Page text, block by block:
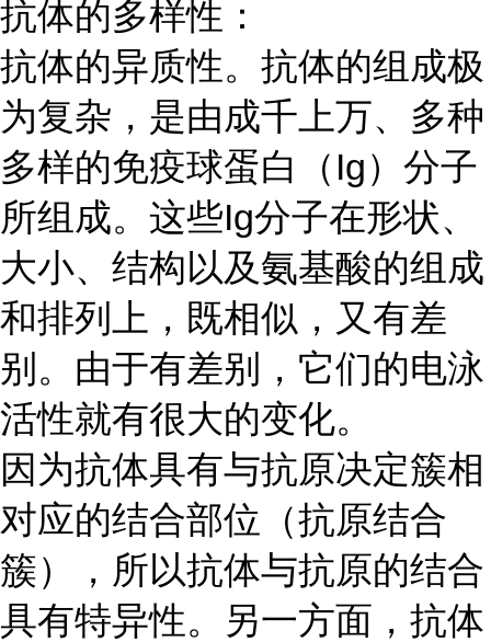
抗体的多样性：
抗体的异质性。抗体的组成极
为复杂，是由成千上万、多种
多样的免疫球蛋白（ Ig）分子
所组成。这些Ig分子在形状、
大小、结构以及氨基酸的组成
和排列上，既相似，又有差
别。由于有差别，它们的电泳
活性就有很大的变化。
因为抗体具有与抗原决定簇相
对应的结合部位（抗原结合
簇），所以抗体与抗原的结合
具有特异性。另一方面，抗体